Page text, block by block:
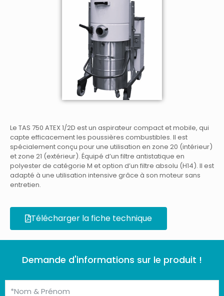
Le TAS 750 ATEX 1/2D est un aspirateur compact et mobile, qui
capte efficacement les poussières combustibles. Il est
spécialement conçu pour une utilisation en zone 20 (intérieur)
et zone 21 (extérieur). Équipé d’un filtre antistatique en
polyester de catégorie M et option d’un filtre absolu (H14). Il est
adapté à une utilisation intensive grâce à son moteur sans
entretien.
Télécharger la fiche technique
Demande d'informations sur le produit !